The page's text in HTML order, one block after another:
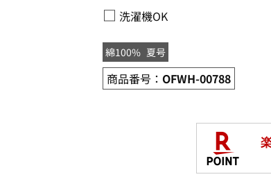
□ 洗濯機OK
綿100% 夏号
商品番号： OFWH-00788